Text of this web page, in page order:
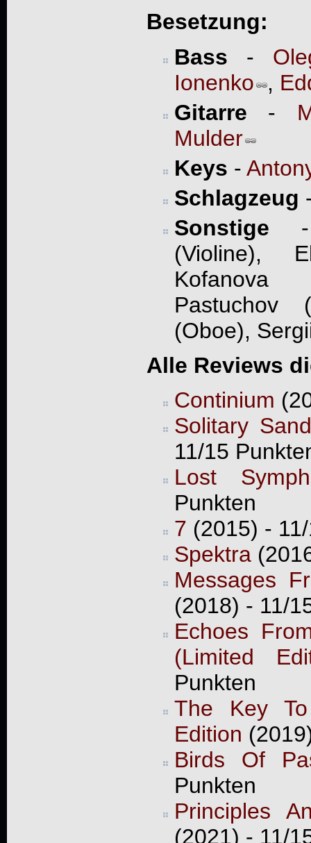
Besetzung:
Bass -
Ionenko ,
Gitarre -
Mulder
Keys -
Schlagzeug
Sonstige -
(Violine),
Kofanova
Pastuchov
(Oboe),
Alle Reviews
Continium
Solitary
11/15
Lost
Punkten
7 (2015) -
Spektra
Messages
(2018) - 11/
Echoes
(Limited
Punkten
The Key
Edition
Birds Of
Punkten
Principles
(2021) - 11/